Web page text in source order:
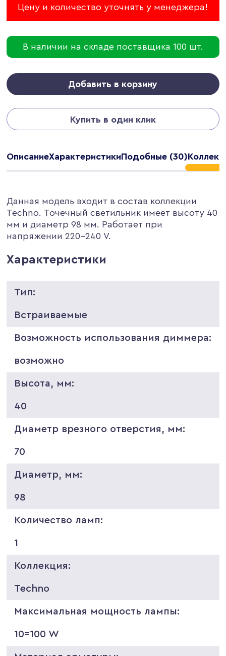
Цену и количество уточнять у менеджера!
В наличии на складе поставщика 100 шт.
Добавить в корзину
Купить в один клик
ОписаниеХарактеристикиПодобные (30)
Данная модель входит в состав коллекции
Techno. Точечный светильник имеет высоту 40
мм и диаметр 98 мм. Работает при
напряжении 220-240 V.
Характеристики
Тип:
Встраиваемые
Возможность использования диммера:
возможно
Высота, мм:
40
Диаметр врезного отверстия, мм:
70
Диаметр, мм:
98
Количество ламп:
1
Коллекция:
Techno
Максимальная мощность лампы:
10=100 W